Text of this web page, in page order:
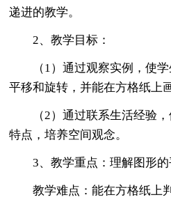
递进的教学。
2、教学目标：
（1）通过观察实例，使学
平移和旋转，并能在方格纸上
（2）通过联系生活经验，
特点，培养空间观念。
3、教学重点：理解图形的
教学难点：能在方格纸上